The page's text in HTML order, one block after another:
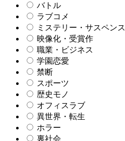
バトル
ラブコメ
ミステリー・サスペンス
映像化・受賞作
職業・ビジネス
学園恋愛
禁断
スポーツ
歴史モノ
オフィスラブ
異世界・転生
ホラー
裏社会